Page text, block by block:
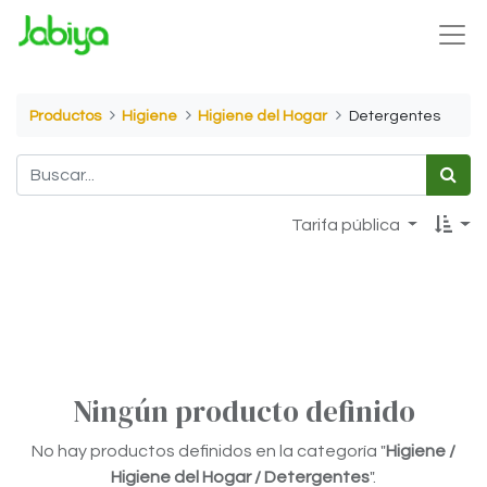
Productos Higiene Higiene del Hogar Detergentes
Tarifa pública
Ningún producto definido
No hay productos definidos en la categoría "Higiene /
Higiene del Hogar / Detergentes".